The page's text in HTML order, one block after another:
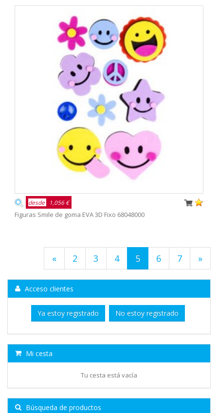
desde 1,056 €
Figuras Smile de goma EVA 3D Fixo 68048000
« 2 3 4 5 6 7 »
Acceso clientes
Ya estoy registrado No estoy registrado
Mi cesta
Tu cesta está vacía
Búsqueda de productos